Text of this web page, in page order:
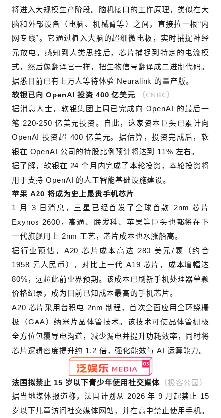
将进入大规模生产阶段。脑机接口的工作原理，类似在大
脑和外部设备（电脑、机械臂等）之间，直接拉一根“内
网专线”。它通过植入大脑的超细微电极，实时捕捉神经
元放电。感知到人类思维后，芯片捕捉到特定的电流模
式，然后像翻译官一样，把生物信号翻译成二进制代码。
据悉目前已有上万人等待体验 Neuralink 的量产版。
软银已向 OpenAI 投资 400 亿美元 （CNBC）
据消息人士，软银集团上周已完成向 OpenAI 的最后一
笔 220-250 亿美元投资。自此，这家资本巨头已累计向
OpenAI 投资超 400 亿美元。据估算，投资完成后，软
银在 OpenAI 公司的持股比例预计将达到 11% 左右。
据了解，软银在 24 个月内完成了本轮投资，本轮投资将
用于支持 OpenAI 的人工智能基础设施建设。
苹果 A20 将成为史上最贵手机芯片
1 月 3 日消息，三星已经首发了全球首款 2nm 芯片
Exynos 2600，高通、联发科、苹果等巨头也都将在下
一代旗舰用上 2nm 工艺，芯片成本也水涨船高。
据行业预估，A20 芯片成本高达 280 美元/颗（约合
1958 元人民币），对比上一代 A19 芯片，成本增幅达
80%，远超此前业界预期。该成本已刷新手机处理器单颗
价格纪录，成为目前已知成本最高的手机芯片。
A20 芯片采用台积电 2nm 制程，首次全面应用全环绕栅
极（GAA）纳米片晶体管技术。该技术可使晶体管栅极
全方位包覆导电沟道，减少漏电并提升功耗效率，同时将
芯片逻辑密度提升约 1.2 倍，强化能效与 AI 运算能力。
法国拟禁止 15 岁以下青少年使用社交媒体 （极客公园）
据当地媒体报道称，法国计划从 2026 年 9 月起禁止 15
岁以下儿童访问社交媒体网站，并在高中禁止使用手机。